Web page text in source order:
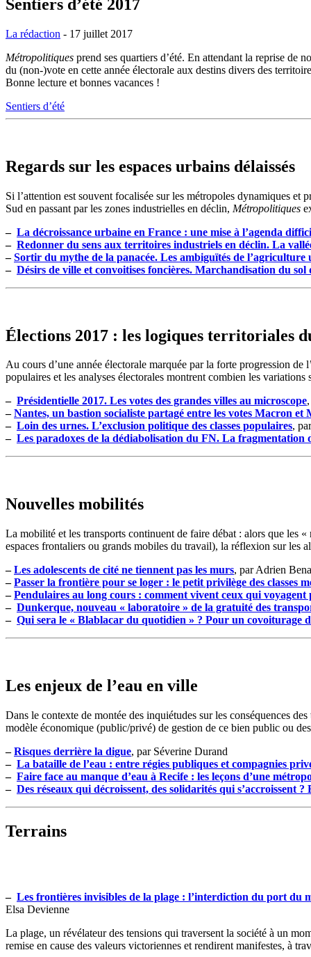
Sentiers d’été 2017
La rédaction - 17 juillet 2017
Métropolitiques prend ses quartiers d’été. En attendant la reprise de
du (non-)vote en cette année électorale aux destins divers des
Bonne lecture et bonnes vacances !
Sentiers d’été
Regards sur les espaces urbains délaissés
Si l’attention est souvent focalisée sur les métropoles dynamiques et
Sud en passant par les zones industrielles en déclin, Métropolitiques
– La décroissance urbaine en France : une mise à l’agenda
– Redonner du sens aux territoires industriels en déclin. La
– Sortir du mythe de la panacée. Les ambiguïtés de
– Désirs de ville et convoitises foncières. Marchandisation du sol
Élections 2017 : les logiques territoriales
Au cours d’une année électorale marquée par la forte progression
populaires et les analyses électorales montrent combien les
– Présidentielle 2017. Les votes des grandes villes au microscope
– Nantes, un bastion socialiste partagé entre les votes Macron et
– Loin des urnes. L’exclusion politique des classes populaires,
– Les paradoxes de la dédiabolisation du FN. La fragmentation
Nouvelles mobilités
La mobilité et les transports continuent de faire débat : alors que les «
espaces frontaliers ou grands mobiles du travail), la réflexion sur les
– Les adolescents de cité ne tiennent pas les murs, par Adrien
– Passer la frontière pour se loger : le petit privilège des classes
– Pendulaires au long cours : comment vivent ceux qui
– Dunkerque, nouveau « laboratoire » de la gratuité des
– Qui sera le « Blablacar du quotidien » ? Pour un covoiturage
Les enjeux de l’eau en ville
Dans le contexte de montée des inquiétudes sur les conséquences
modèle économique (public/privé) de gestion de ce bien public ou
– Risques derrière la digue, par Séverine Durand
– La bataille de l’eau : entre régies publiques et compagnies
– Faire face au manque d’eau à Recife : les leçons d’une
– Des réseaux qui décroissent, des solidarités qui s’accroissent
Terrains
– Les frontières invisibles de la plage : l’interdiction du port du
Elsa Devienne
La plage, un révélateur des tensions qui traversent la société à un
remise en cause des valeurs victoriennes et rendirent manifestes, à